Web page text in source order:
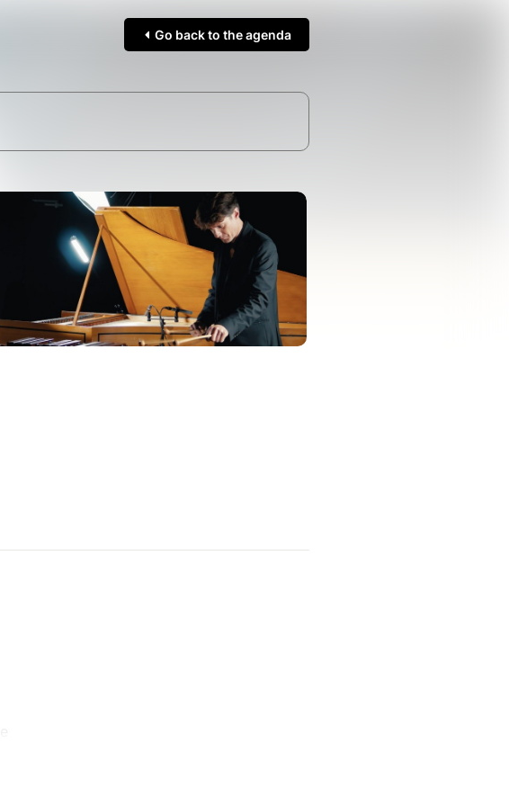
Go back to the agenda